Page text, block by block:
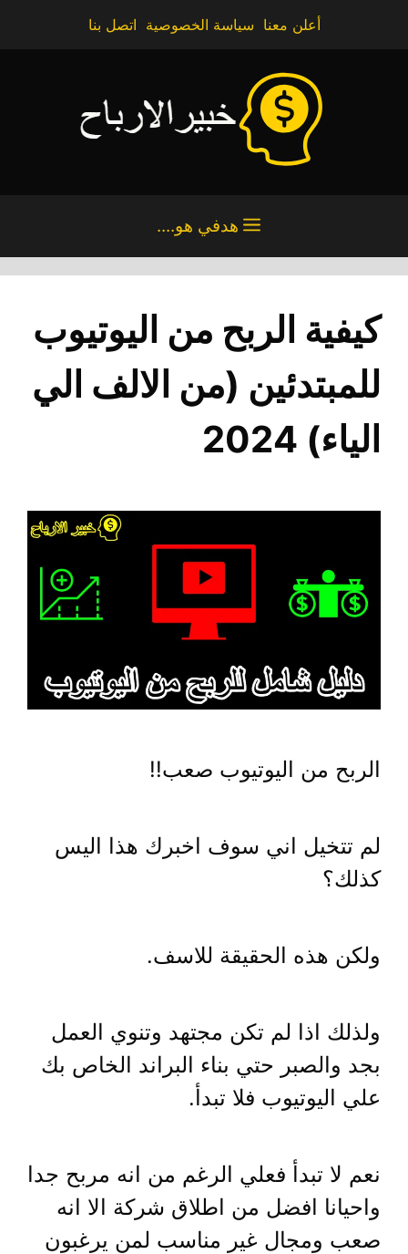
أعلن معنا سياسة الخصوصية اتصل بنا
هدفي هو....
كيفية الربح من اليوتيوب
للمبتدئين (من الالف الي
الياء) 2024
الربح من اليوتيوب صعب!!
لم تتخيل اني سوف اخبرك هذا اليس
كذلك؟
ولكن هذه الحقيقة للاسف.
ولذلك اذا لم تكن مجتهد وتنوي العمل
بجد والصبر حتي بناء البراند الخاص بك
علي اليوتيوب فلا تبدأ.
نعم لا تبدأ فعلي الرغم من انه مربح جدا
واحيانا افضل من اطلاق شركة الا انه
صعب ومجال غير مناسب لمن يرغبون